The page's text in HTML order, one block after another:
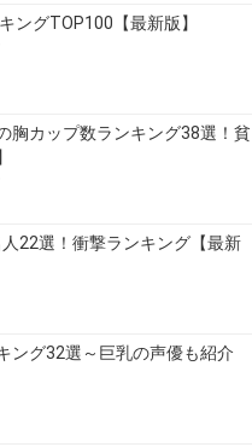
ングTOP100【最新版】
胸カップ数ランキング38選！貧
22選！衝撃ランキング【最新
ング32選～巨乳の声優も紹介